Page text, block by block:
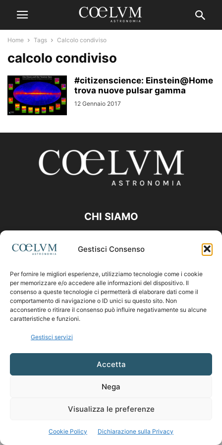
Gestisci Consenso
Per fornire le migliori esperienze, utilizziamo tecnologie come i cookie
per memorizzare e/o accedere alle informazioni del dispositivo. Il
consenso a queste tecnologie ci permetterà di elaborare dati come il
comportamento di navigazione o ID unici su questo sito. Non
acconsentire o ritirare il consenso può influire negativamente su alcune
caratteristiche e funzioni.
Gestisci servizi
Accetta
Nega
Visualizza le preferenze
Cookie Policy Dichiarazione sulla Privacy
Home Tags Calcolo condiviso
calcolo condiviso
#citizenscience: Einstein@Home
trova nuove pulsar gamma
12 Gennaio 2017
CHI SIAMO
Contattaci:coelumastro@coelum.com
SEGUICI